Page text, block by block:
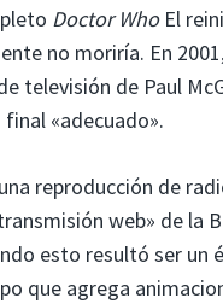
Doctor WhoEl
no moriría. En
televisión de Paul
«adecuado».
reproducción de
web» de la
esto resultó ser un
que agrega